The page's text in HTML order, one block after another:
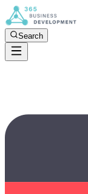
Search